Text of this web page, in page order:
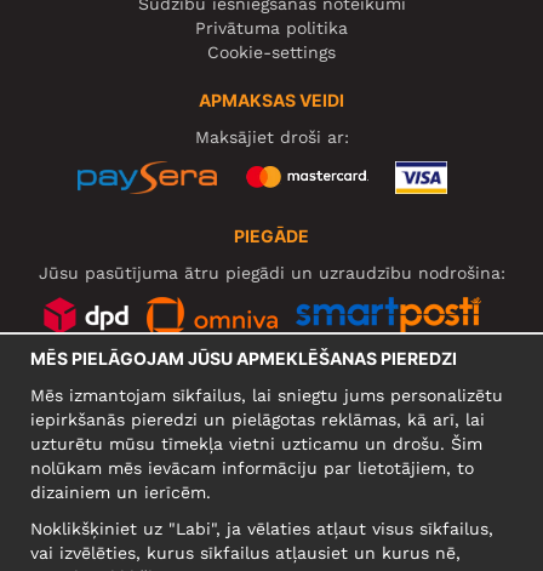
Privātuma politika
Cookie-settings
APMAKSAS VEIDI
Maksājiet droši ar:
PIEGĀDE
Jūsu pasūtījuma ātru piegādi un uzraudzību nodrošina:
UZŅĒMUMS
Narva mnt 5, EE-10117 Tallinn
Reg: 12356245
MĒS PIELĀGOJAM JŪSU APMEKLĒŠANAS PIEREDZI
Mēs izmantojam sīkfailus, lai sniegtu jums personalizētu
iepirkšanās pieredzi un pielāgotas reklāmas, kā arī, lai
uzturētu mūsu tīmekļa vietni uzticamu un drošu. Šim
nolūkam mēs ievācam informāciju par lietotājiem, to
dizainiem un ierīcēm.
Noklikšķiniet uz "Labi", ja vēlaties atļaut visus sīkfailus,
vai izvēlēties, kurus sīkfailus atļausiet un kurus nē,